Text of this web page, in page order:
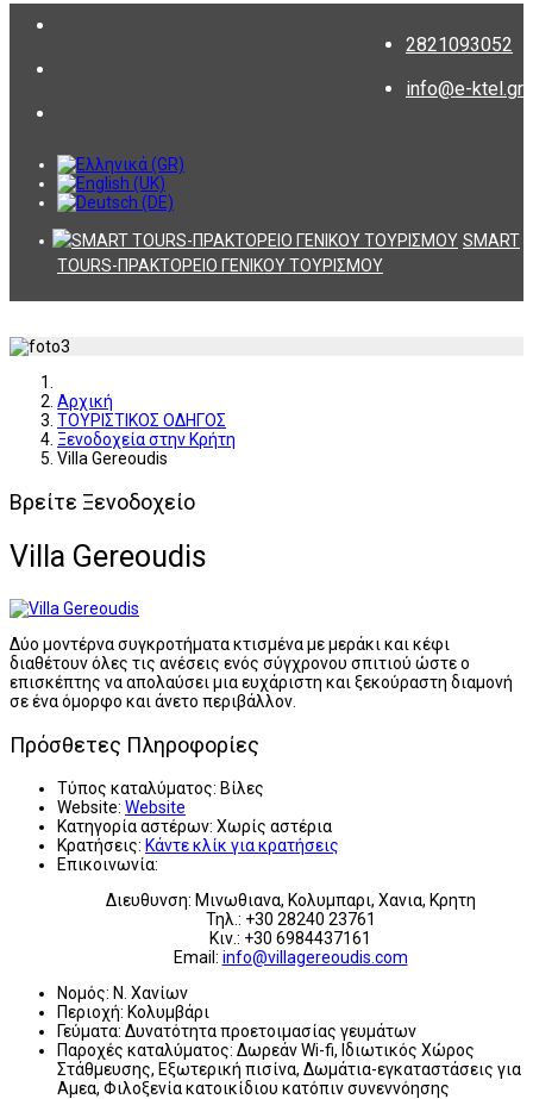
2821093052
info@e-ktel.gr
SMART
TOURS-ΠΡΑΚΤΟΡΕΙΟ ΓΕΝΙΚΟΥ ΤΟΥΡΙΣΜΟΥ
Αρχική
ΤΟΥΡΙΣΤΙΚΟΣ ΟΔΗΓΟΣ
Ξενοδοχεία στην Κρήτη
Villa Gereoudis
Βρείτε Ξενοδοχείο
Villa Gereoudis
Δύο μοντέρνα συγκροτήματα κτισμένα με μεράκι και κέφι
διαθέτουν όλες τις ανέσεις ενός σύγχρονου σπιτιού ώστε ο
επισκέπτης να απολαύσει μια ευχάριστη και ξεκούραστη διαμονή
σε ένα όμορφο και άνετο περιβάλλον.
Πρόσθετες Πληροφορίες
Τύπος καταλύματος: Βίλες
Website: Website
Κατηγορία αστέρων: Χωρίς αστέρια
Κρατήσεις: Κάντε κλίκ για κρατήσεις
Επικοινωνία:
Διευθυνση: Μινωθιανα, Κολυμπαρι, Χανια, Κρητη
Τηλ.: +30 28240 23761
Κιν.: +30 6984437161
Email: info@villagereoudis.com
Νομός: Ν. Χανίων
Περιοχή: Κολυμβάρι
Γεύματα: Δυνατότητα προετοιμασίας γευμάτων
Παροχές καταλύματος: Δωρεάν Wi-fi, Ιδιωτικός Χώρος
Στάθμευσης, Εξωτερική πισίνα, Δωμάτια-εγκαταστάσεις για
Αμεα, Φιλοξενία κατοικίδιου κατόπιν συνεννόησης